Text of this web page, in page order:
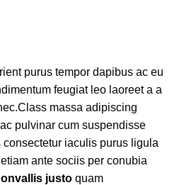
purus tempor dapibus ac eu
feugiat leo laoreet a a
massa adipiscing
pulvinar cum suspendisse
iaculis purus ligula
ante sociis per conubia
justo quam